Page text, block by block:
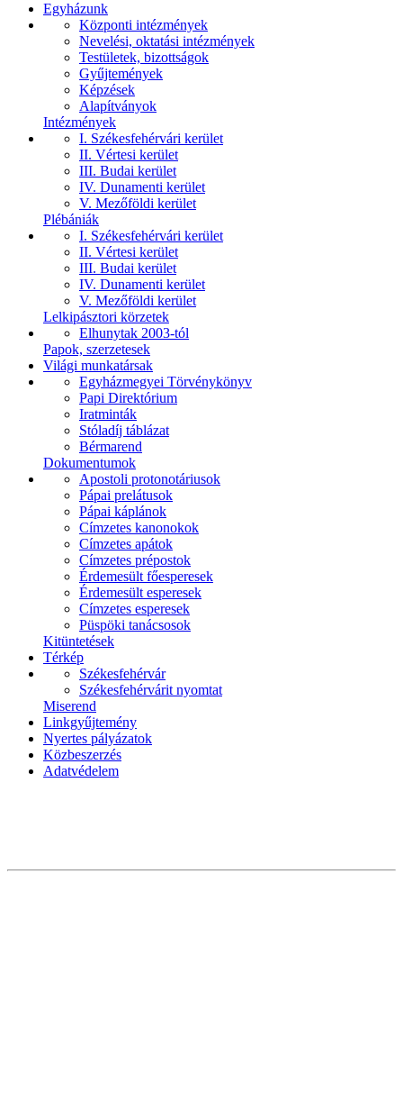
Egyházunk
Központi intézmények
Nevelési, oktatási intézmények
Testületek, bizottságok
Gyűjtemények
Képzések
Alapítványok
Intézmények
I. Székesfehérvári kerület
II. Vértesi kerület
III. Budai kerület
IV. Dunamenti kerület
V. Mezőföldi kerület
Plébániák
I. Székesfehérvári kerület
II. Vértesi kerület
III. Budai kerület
IV. Dunamenti kerület
V. Mezőföldi kerület
Lelkipásztori körzetek
Elhunytak 2003-tól
Papok, szerzetesek
Világi munkatársak
Egyházmegyei Törvénykönyv
Papi Direktórium
Iratminták
Stóladíj táblázat
Bérmarend
Dokumentumok
Apostoli protonotáriusok
Pápai prelátusok
Pápai káplánok
Címzetes kanonokok
Címzetes apátok
Címzetes prépostok
Érdemesült főesperesek
Érdemesült esperesek
Címzetes esperesek
Püspöki tanácsosok
Kitüntetések
Térkép
Székesfehérvár
Székesfehérvárit nyomtat
Miserend
Linkgyűjtemény
Nyertes pályázatok
Közbeszerzés
Adatvédelem